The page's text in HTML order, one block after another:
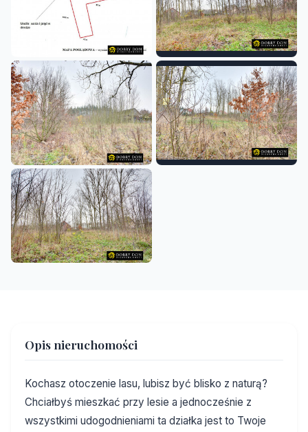
Opis nieruchomości
Kochasz otoczenie lasu, lubisz być blisko z naturą?
Chciałbyś mieszkać przy lesie a jednocześnie z
wszystkimi udogodnieniami ta działka jest to Twoje